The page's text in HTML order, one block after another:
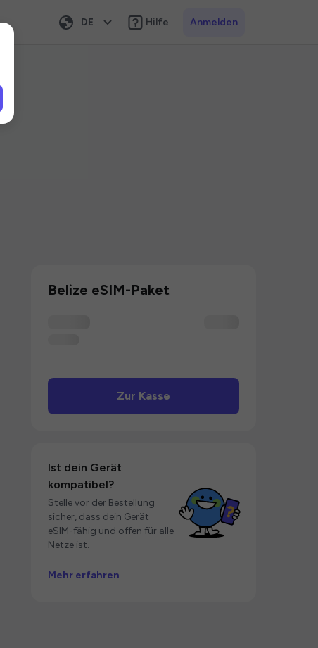
DE Hilfe Anmelden
Belize eSIM-Paket
Zur Kasse
Ist dein Gerät
kompatibel?
Stelle vor der Bestellung
sicher, dass dein Gerät
eSIM-fähig und offen für alle
Netze ist.
Mehr erfahren